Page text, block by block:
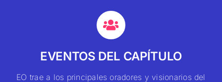
EVENTOS DEL CAPÍTULO
EO trae a los principales oradores y visionarios del